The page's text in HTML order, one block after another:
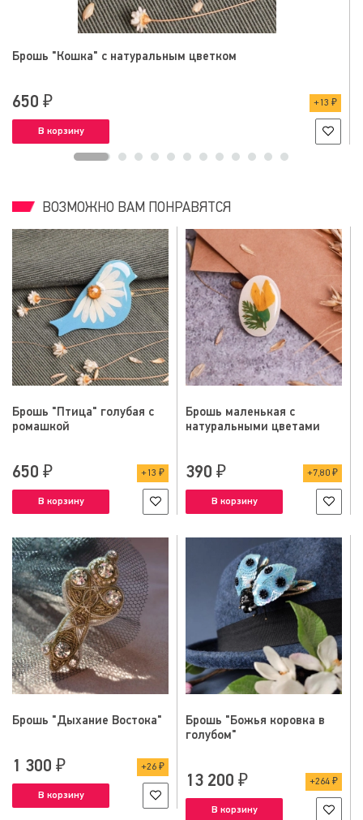
Брошь "Кошка" с ромашкой голубая
ВОЗМОЖНО ВАМ ПОНРАВЯТСЯ
Брошь "Птица" голубая с
ромашкой
650 ₽ 13 ₽
В корзину
Брошь маленькая с
натуральными цветами
390 ₽ 7,80 ₽
В корзину
Брошь "Дыхание Востока"
1 300 ₽ 26 ₽
В корзину
Брошь "Божья коровка в
голубом"
13 200 ₽ 264 ₽
В корзину